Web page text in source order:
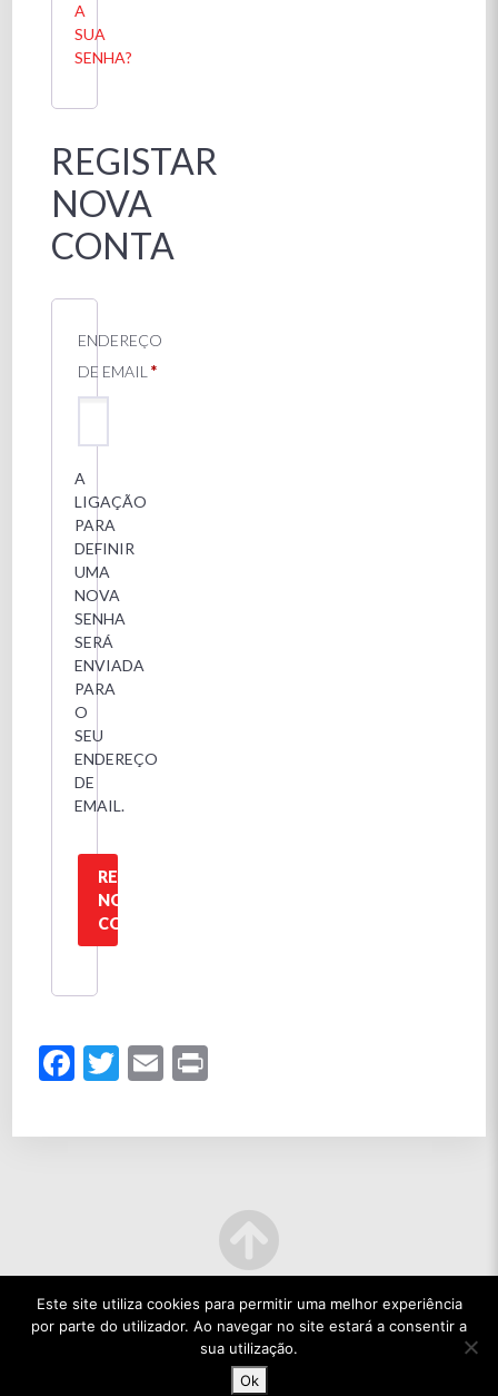
A
SUA
SENHA?
REGISTAR
NOVA
CONTA
ENDEREÇO
DE EMAIL*OBRIGATÓRIO
A
LIGAÇÃO
PARA
DEFINIR
UMA
NOVA
SENHA
SERÁ
ENVIADA
PARA
O
SEU
ENDEREÇO
DE
EMAIL.
REGISTAR
NOVA
CONTA
Facebook
Twitter
Email
© 2022 TODOS OS DIREITOS RESERVADOS.
Este site utiliza cookies para permitir uma melhor experiência
por parte do utilizador. Ao navegar no site estará a consentir a
sua utilização.
Ok